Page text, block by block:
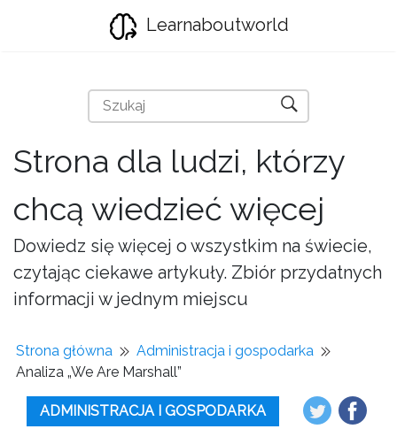
Learnaboutworld
Strona dla ludzi, którzy
chcą wiedzieć więcej
Dowiedz się więcej o wszystkim na świecie,
czytając ciekawe artykuły. Zbiór przydatnych
informacji w jednym miejscu
Strona główna
Administracja i gospodarka
Analiza „We Are Marshall”
ADMINISTRACJA I GOSPODARKA